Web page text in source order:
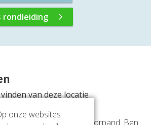
rondleiding
van deze locatie
over dit kantoorpand. Ben
onze websites